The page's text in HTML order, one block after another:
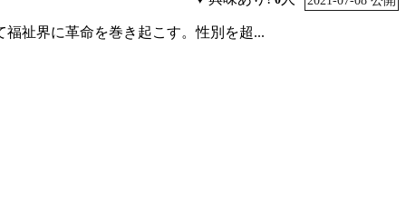
祉界に革命を巻き起こす。性別を超...